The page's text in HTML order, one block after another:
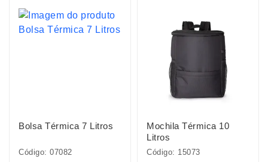
Bolsa Térmica 7 Litros
Código: 07082
Mochila Térmica 10
Litros
Código: 15073